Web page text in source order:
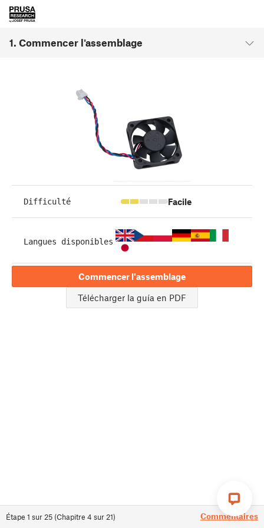
1. Commencer l'assemblage
Étape 1 sur 25 (Chapitre 4 sur 21) Commentaires
Difficulté Facile
Langues disponibles
Commencer l'assemblage
Télécharger la guía en PDF